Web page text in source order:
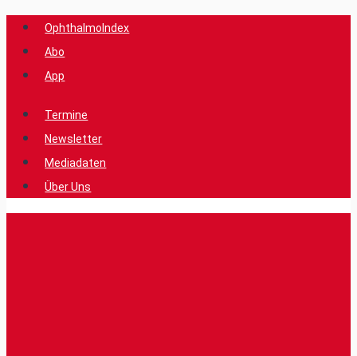
Zum
Inhalt
springen
OphthalmoIndex
Abo
App
Termine
Newsletter
Mediadaten
Über Uns